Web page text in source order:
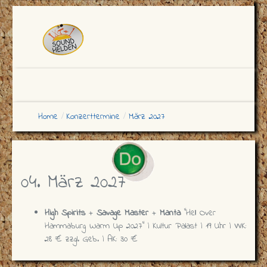
Home Konzerttermine März 2027
04. März 2027
High Spirits+ Savage Master+ Manta“Hell Over
Hammaburg Warm Up 2027” | Kultur Palast | 19 Uhr | VVK:
28 € zzgl. Geb. | AK: 30 €